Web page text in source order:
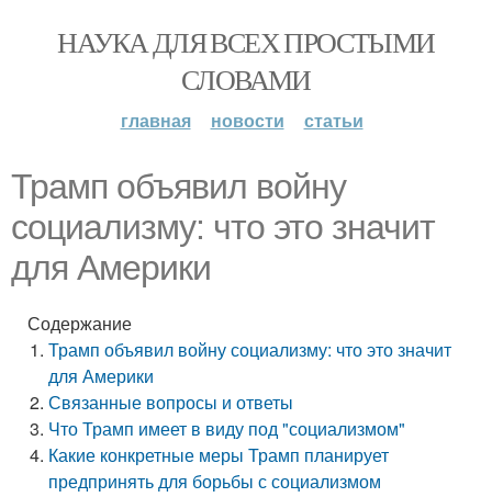
НАУКА ДЛЯ ВСЕХ ПРОСТЫМИ
СЛОВАМИ
главная новости статьи
Трамп объявил войну
социализму: что это значит
для Америки
Содержание
Трамп объявил войну социализму: что это значит
для Америки
Связанные вопросы и ответы
Что Трамп имеет в виду под "социализмом"
Какие конкретные меры Трамп планирует
предпринять для борьбы с социализмом